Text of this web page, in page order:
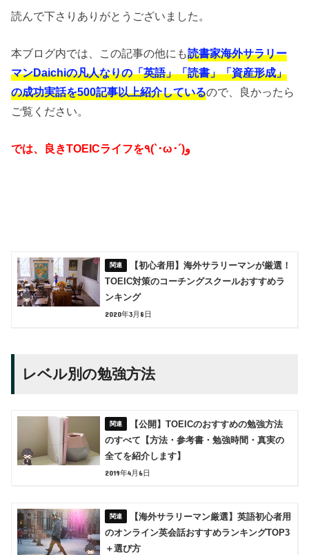
読んで下さりありがとうございました。
本ブログ内では、この記事の他にも読書家海外サラリー
マンDaichiの凡人なりの「英語」「読書」「資産形成」
の成功実話を500記事以上紹介しているので、良かったら
ご覧ください。
では、良きTOEICライフを٩(`･ω･´)و
【初心者用】海外サラリーマンが厳選！
TOEIC対策のコーチングスクールおすすめラ
ンキング
2020年3月8日
レベル別の勉強方法
【公開】TOEICのおすすめの勉強方法
のすべて【方法・参考書・勉強時間・真実の
全てを紹介します】
2019年4月6日
【海外サラリーマン厳選】英語初心者用
のオンライン英会話おすすめランキングTOP3
＋選び方